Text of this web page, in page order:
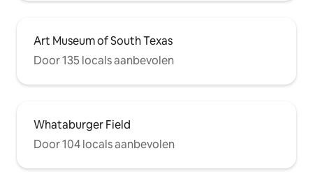
Art Museum of South Texas
Door 135 locals aanbevolen
Whataburger Field
Door 104 locals aanbevolen